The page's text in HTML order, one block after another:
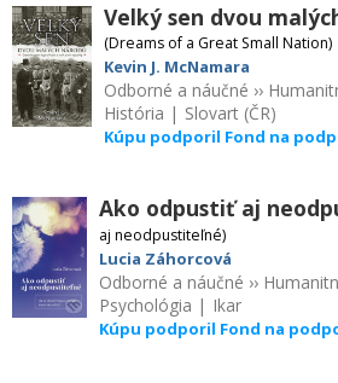
Velký sen dvou
(Dreams of a Great Small Nation)
Kevin J. McNamara
Odborné a náučné ››
História | Slovart (ČR)
Kúpu podporil Fond na
Ako odpustiť aj
aj neodpustiteľné)
Lucia Záhorcová
Odborné a náučné ››
Psychológia | Ikar
Kúpu podporil Fond na